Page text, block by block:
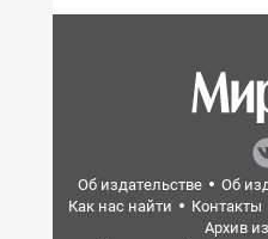
Об издательстве Об
Как нас найти
Контакты
Архив